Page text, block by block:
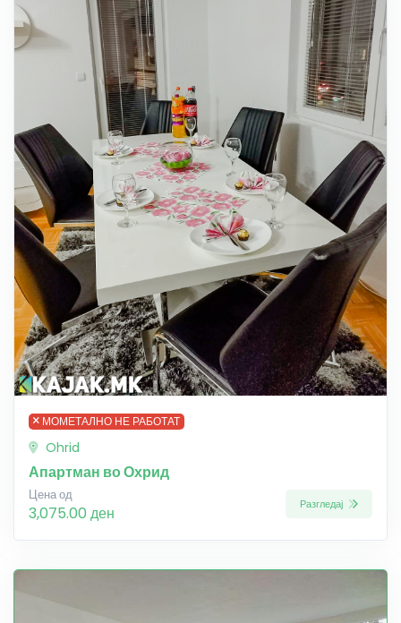
МОМЕТАЛНО НЕ РАБОТАТ
Ohrid
Апартман во Охрид
Цена од
3,075.00 ден Разгледај